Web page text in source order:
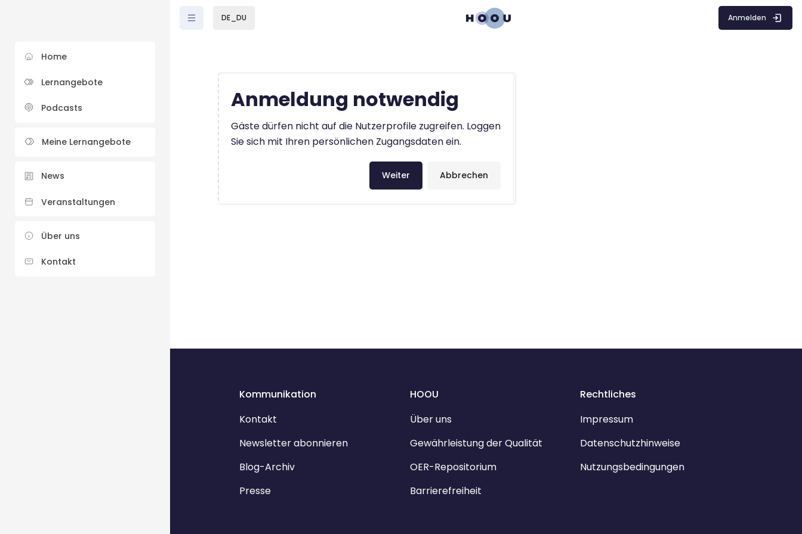
Home
Lernangebote
Podcasts
Meine Lernangebote
News
Veranstaltungen
Über uns
Kontakt
DE_DU Anmelden
Anmeldung notwendig
Gäste dürfen nicht auf die Nutzerprofile zugreifen. Loggen
Sie sich mit Ihren persönlichen Zugangsdaten ein.
Abbrechen
Weiter
Kommunikation
Kontakt
Newsletter abonnieren
Blog-Archiv
Presse
HOOU
Über uns
Gewährleistung der Qualität
OER-Repositorium
Barrierefreiheit
Rechtliches
Impressum
Datenschutzhinweise
Nutzungsbedingungen